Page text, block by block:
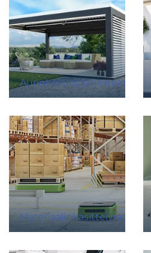
Aurinkosuojajärjestelmät
Materiaalinkäsittelyratkaisut